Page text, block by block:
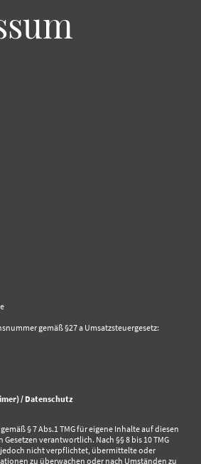
gemäß §27 a Umsatzsteuergesetz:
/ Datenschutz
§ 7 Abs.1 TMG für eigene Inhalte auf diesen
verantwortlich. Nach §§ 8 bis 10 TMG
nicht verpflichtet, übermittelte oder
zu überwachen oder nach Umständen zu